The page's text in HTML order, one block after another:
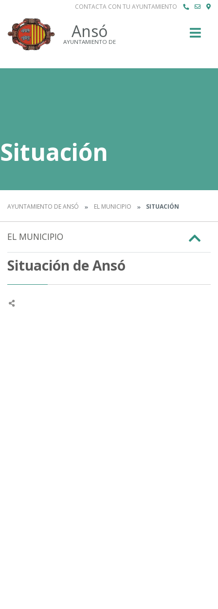
CONTACTA CON TU AYUNTAMIENTO
Ansó
AYUNTAMIENTO DE
Situación
AYUNTAMIENTO DE ANSÓ EL MUNICIPIO SITUACIÓN
EL MUNICIPIO
Situación de Ansó